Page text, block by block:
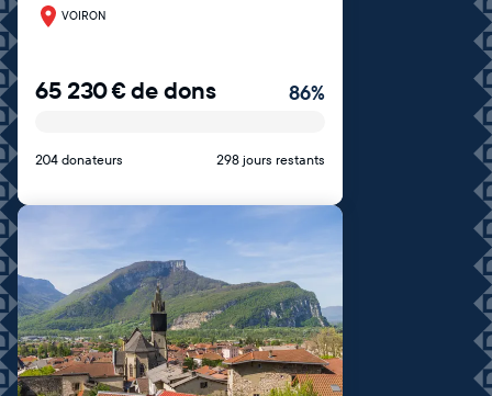
VOIRON
65 230€de dons 86%
204 donateurs 298 jours restants